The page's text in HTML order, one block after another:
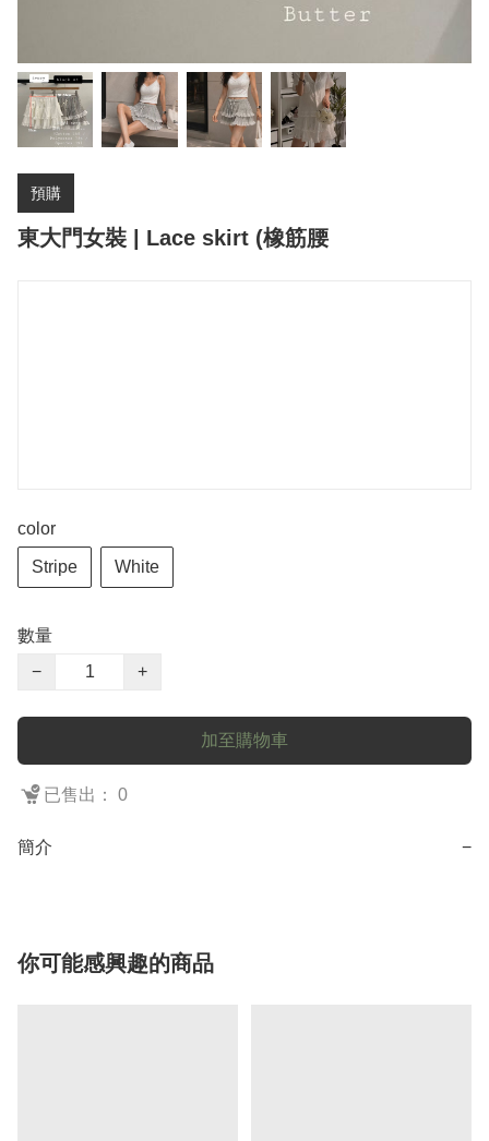
預購
東大門女裝 | Lace skirt (橡筋腰
color
Stripe White
數量
−
+
加至購物車
已售出： 0
簡介 −
你可能感興趣的商品